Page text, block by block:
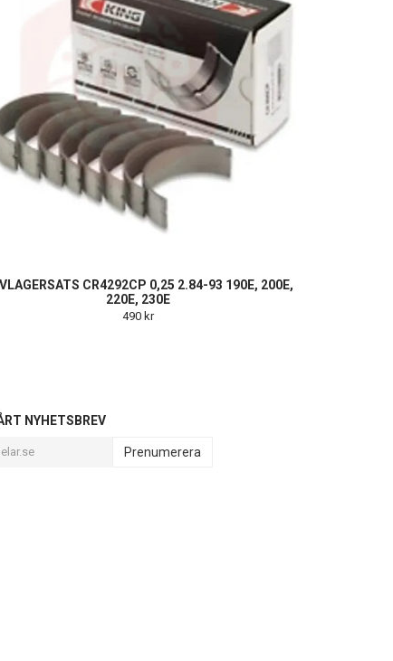
CR4292CP 0,25 2.84-93 190E, 200E,
220E, 230E
490 kr
NYHETSBREV
Prenumerera